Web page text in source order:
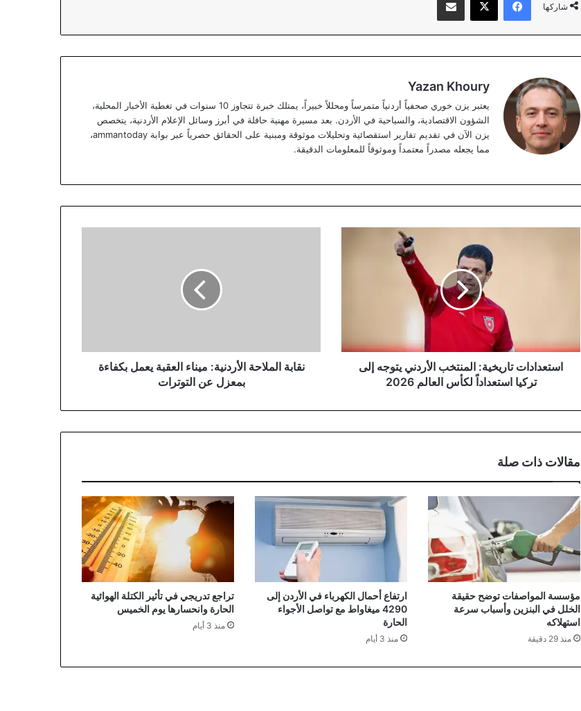
شاركها
Yazan Khoury
يعتبر يزن خوري صحفياً أردنياً متمرساً ومحللاً خبيراً، يمتلك خبرة تتجاوز 10 سنوات في تغطية الأخبار المحلية،
الشؤون الاقتصادية، والسياحية في الأردن. بعد مسيرة مهنية حافلة في أبرز وسائل الإعلام الأردنية، يتخصص
يزن الآن في تقديم تقارير استقصائية وتحليلات موثوقة ومبنية على الحقائق حصرياً عبر بوابة ammantoday،
مما يجعله مصدراً معتمداً وموثوقاً للمعلومات الدقيقة.
لكأس
العالماستعدادات تاريخية: المنتخب الأردني يتوجه إلى
تركيا استعداداً لكأس العالم 2026
عن
التوتراتنقابة الملاحة الأردنية: ميناء العقبة يعمل بكفاءة
بمعزل عن التوترات
مقالات ذات صلة
مؤسسة المواصفات توضح حقيقة
الخلل في البنزين وأسباب سرعة
استهلاكه
منذ 29 دقيقة
ارتفاع أحمال الكهرباء في الأردن إلى
4290 ميغاواط مع تواصل الأجواء
الحارة
منذ 3 أيام
تراجع تدريجي في تأثير الكتلة الهوائية
الحارة وانحسارها يوم الخميس
منذ 3 أيام